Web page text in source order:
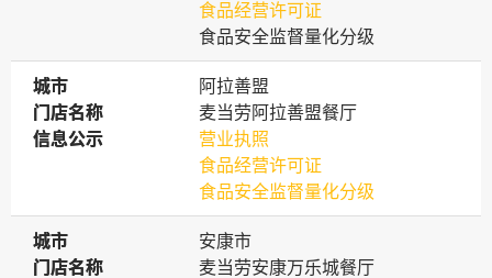
食品经营许可证
食品安全监督量化分级
城市
城市
阿拉善盟
门店名称
门店名称
麦当劳阿拉善盟餐厅
信息公示
信息公示
营业执照
食品经营许可证
食品安全监督量化分级
城市
城市
安康市
门店名称
门店名称
麦当劳安康万乐城餐厅